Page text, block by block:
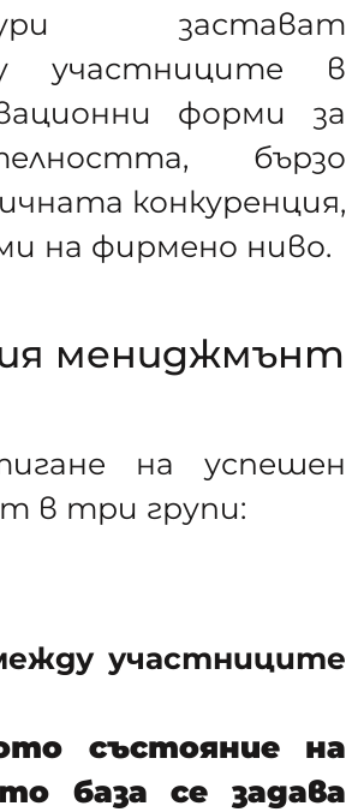
застават
участниците в
форми за
бързо
конкуренция,
на фирмено ниво.
мениджмънт
на успешен
в три групи:
участниците
състояние на
база се задава